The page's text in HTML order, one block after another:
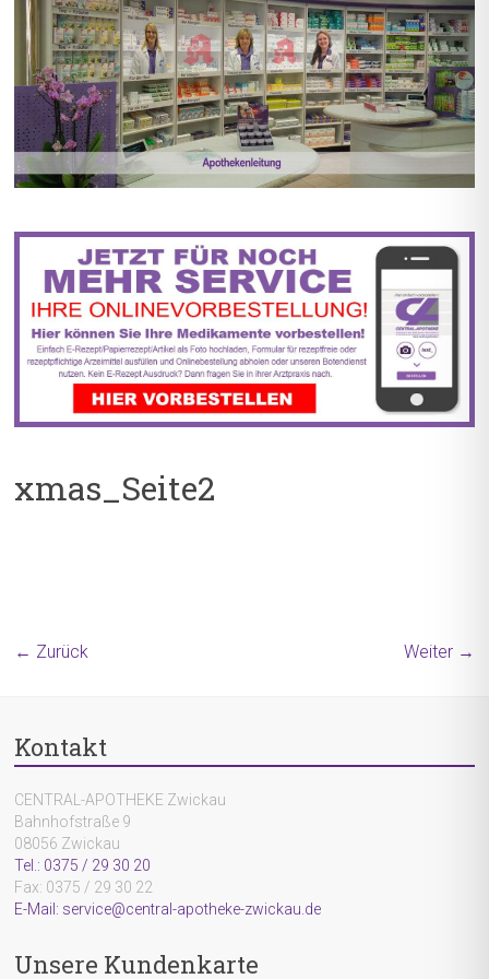
BIS ZU 55% RABATT AUF
REZEPTFREIE MEDIKAMENTE
5% TREUEBONUS MIT
KUNDENKARTE
xmas_Seite2
← Zurück Weiter →
Kontakt
CENTRAL-APOTHEKE Zwickau
Bahnhofstraße 9
08056 Zwickau
Tel.: 0375 / 29 30 20
Fax: 0375 / 29 30 22
E-Mail: service@central-apotheke-zwickau.de
Unsere Kundenkarte